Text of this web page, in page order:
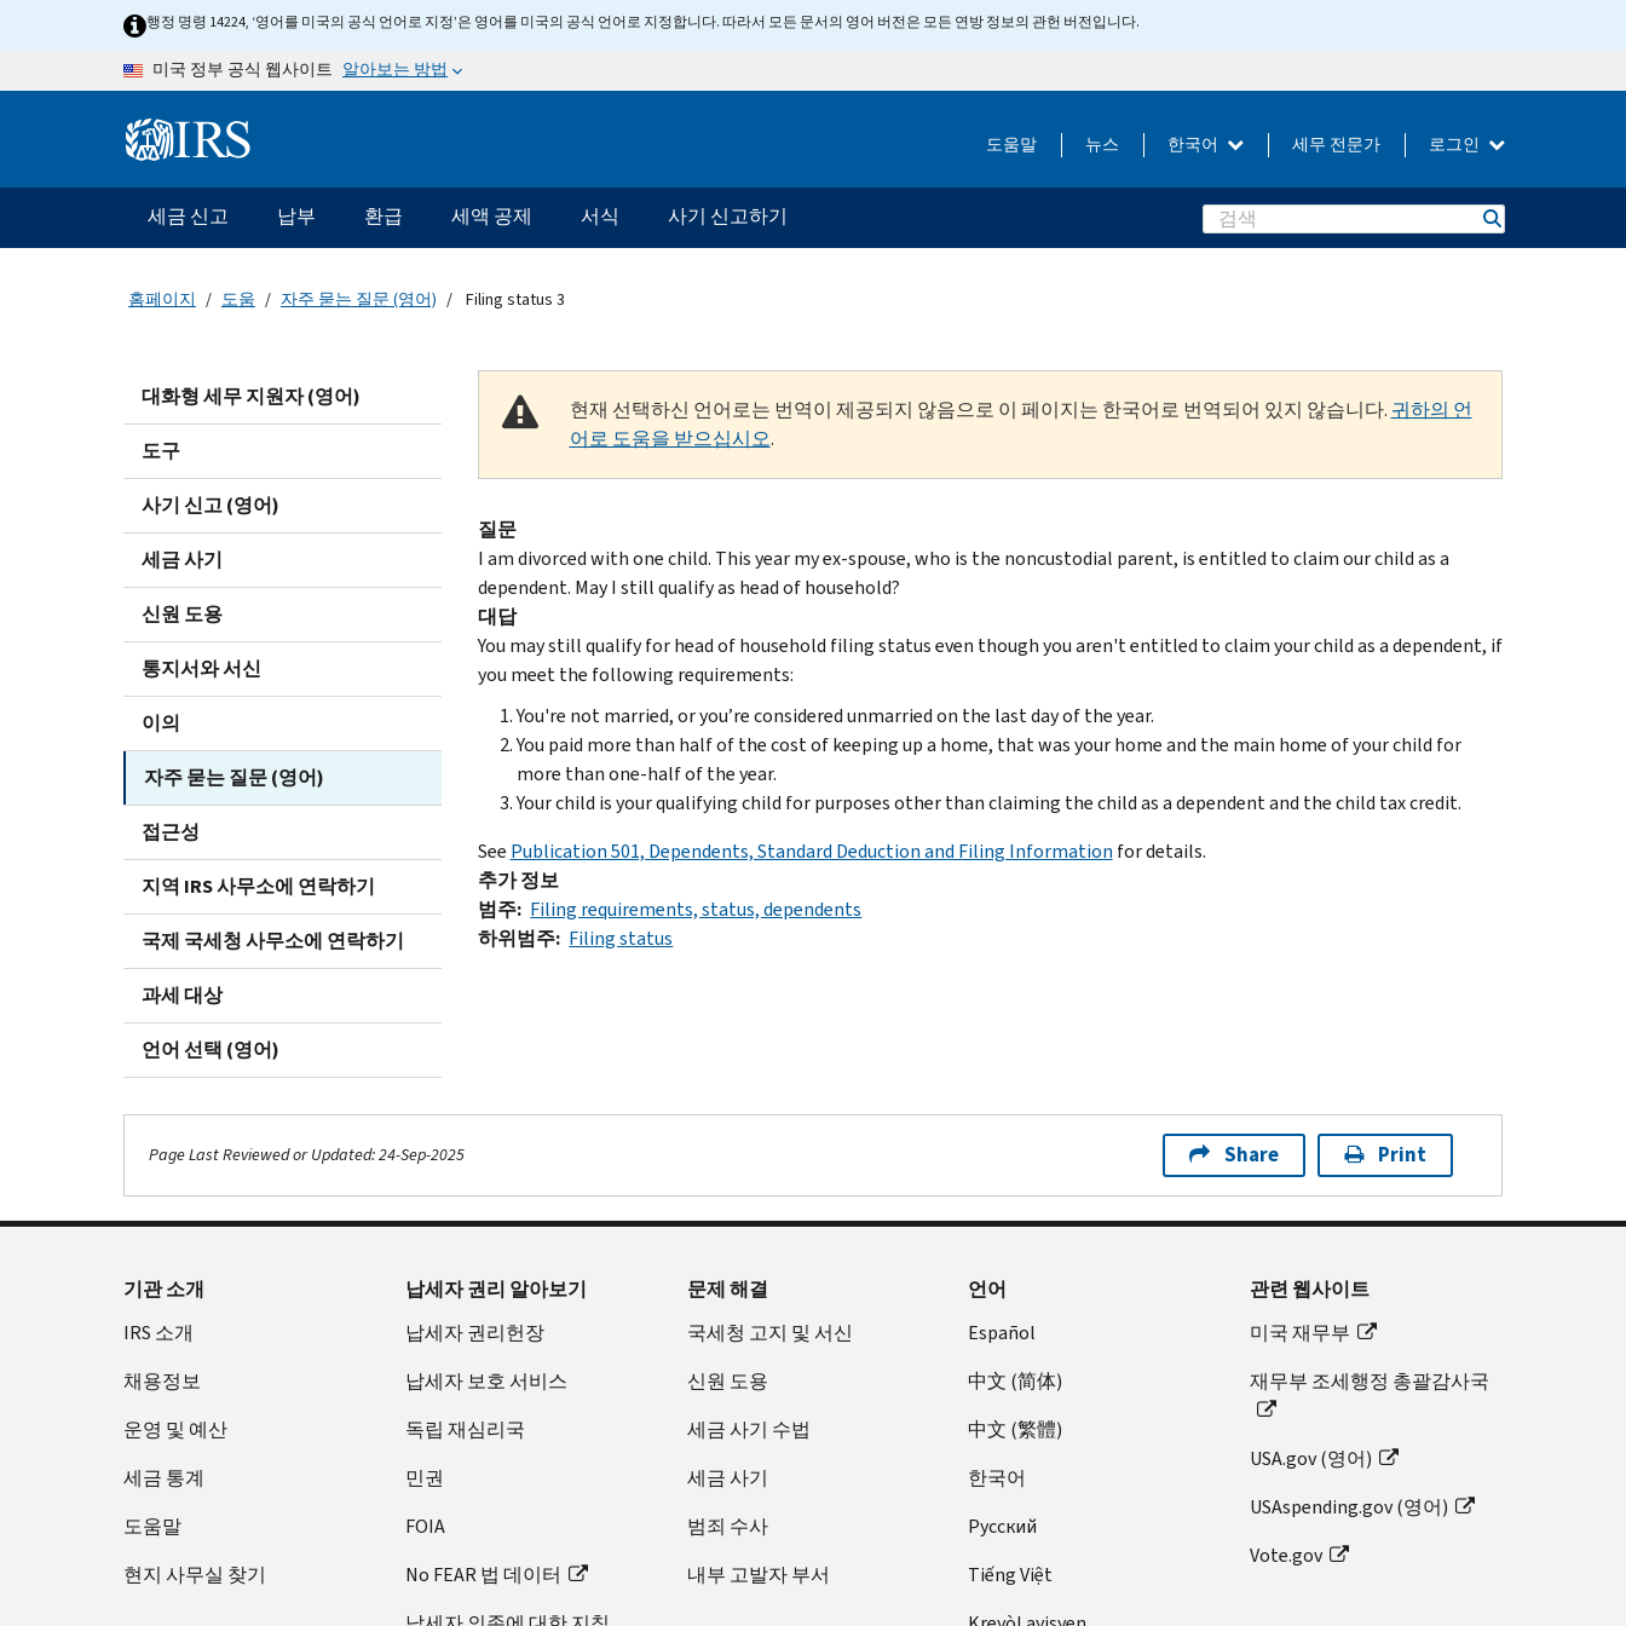
Skip to main content행정 명령 14224, ‘영어를 미국의 공식 언어로 지정’은 영어를 미국의 공식 언어로 지정합니다. 따라서 모든 문서의 영어 버전은 모든 연방 정보의 관헌 버전입니다.
미국 정부 공식 웹사이트 알아보는 방법
Information Menu 도움말 뉴스 한국어 세무 전문가 로그인
메인 네비게이션 바
세금 신고 납부 환급 세액 공제 서식 사기 신고하기 Search
홈페이지 도움 자주 묻는 질문 (영어) Filing status 3
대화형 세무 지원자 (영어)
도구
사기 신고 (영어)
세금 사기
신원 도용
통지서와 서신
이의
자주 묻는 질문 (영어)
접근성
지역 IRS 사무소에 연락하기
국제 국세청 사무소에 연락하기
과세 대상
언어 선택 (영어)
현재 선택하신 언어로는 번역이 제공되지 않음으로 이 페이지는 한국어로 번역되어 있지 않습니다. 귀하의 언
어로 도움을 받으십시오.
질문
I am divorced with one child. This year my ex-spouse, who is the noncustodial parent, is entitled to claim our child as a
dependent. May I still qualify as head of household?
대답
You may still qualify for head of household filing status even though you aren't entitled to claim your child as a dependent, if
you meet the following requirements:
You're not married, or you’re considered unmarried on the last day of the year.
You paid more than half of the cost of keeping up a home, that was your home and the main home of your child for
more than one-half of the year.
Your child is your qualifying child for purposes other than claiming the child as a dependent and the child tax credit.
See Publication 501, Dependents, Standard Deduction and Filing Information for details.
추가 정보
범주 Filing requirements, status, dependents
하위범주 Filing status
Page Last Reviewed or Updated: 24-Sep-2025 Share Print
Footer Navigation
기관 소개
IRS 소개
채용정보
운영 및 예산
세금 통계
도움말
현지 사무실 찾기
납세자 권리 알아보기
납세자 권리헌장
납세자 보호 서비스
독립 재심리국
민권
FOIA
No FEAR 법 데이터
문제 해결
국세청 고지 및 서신
신원 도용
세금 사기 수법
세금 사기
범죄 수사
내부 고발자 부서
언어
Español
中文 (简体)
中文 (繁體)
한국어
Pусский
Tiếng Việt
관련 웹사이트
미국 재무부
재무부 조세행정 총괄감사국
USA.gov (영어)
USAspending.gov (영어)
Vote.gov